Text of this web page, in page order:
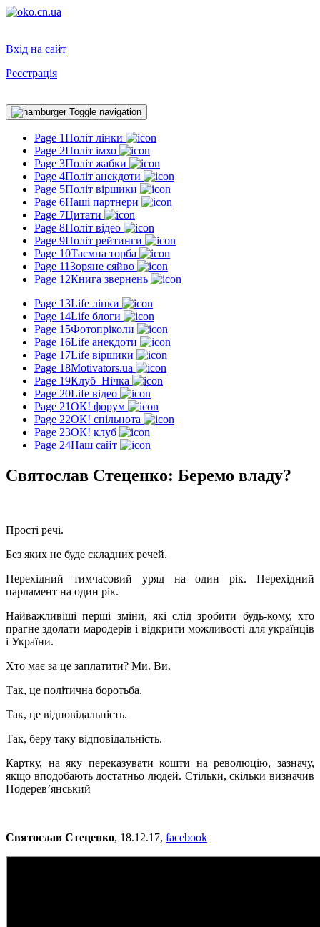
Вхід на сайт
Реєстрація
Toggle navigation
Page 1Політ лінки
Page 2Політ імхо
Page 3Політ жабки
Page 4Політ анекдоти
Page 5Політ віршики
Page 6Наші партнери
Page 7Цитати
Page 8Політ відео
Page 9Політ рейтинги
Page 10Таємна торба
Page 11Зоряне сяйво
Page 12Книга звернень
Page 13Life лінки
Page 14Life блоги
Page 15Фотопріколи
Page 16Life анекдоти
Page 17Life віршики
Page 18Motivators.ua
Page 19Клуб_Нічка
Page 20Life відео
Page 21ОК! форум
Page 22ОК! спільнота
Page 23ОК! клуб
Page 24Наш сайт
Святослав Стеценко: Беремо владу?
Прості речі.
Без яких не буде складних речей.
Перехідний тимчасовий уряд на один рік. Перехідний
парламент на один рік.
Найважливіші перші зміни, які слід зробити будь-кому, хто
прагне здолати мародерів і відкрити можливості для українців
і України.
Хто має за це заплатити? Ми. Ви.
Так, це політична боротьба.
Так, це відповідальність.
Так, беру таку відповідальність.
Картку, на яку переказувати кошти на революцію, зазначу,
якщо вподобають достатньо людей. Стільки, скільки визначив
Подерев’янський
Святослав Стеценко, 18.12.17, facebook